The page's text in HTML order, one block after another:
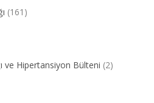
(161)
ve Hipertansiyon Bülteni (2)